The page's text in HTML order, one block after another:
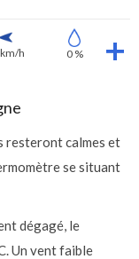
h 0 %
resteront calmes et
se situant
dégagé, le
Un vent faible